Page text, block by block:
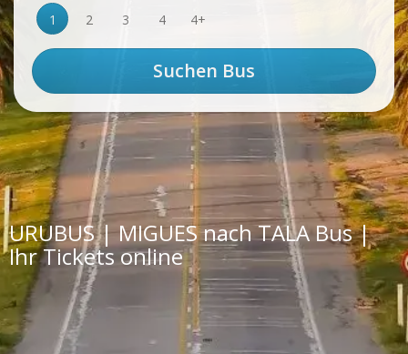
1
2 3 4 4+
URUBUS | MIGUES nach TALA Bus |
Ihr Tickets online